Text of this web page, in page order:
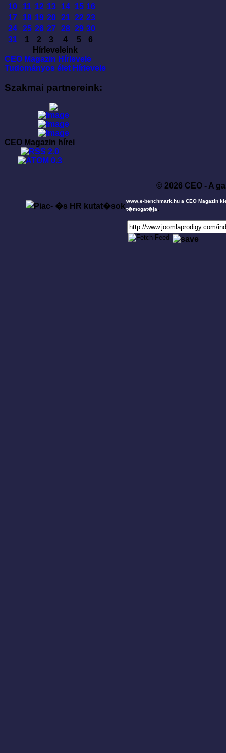
10
11 12 13 14 15 16
17
18 19 20 21 22 23
24
25 26 27 28 29 30
31
1 2 3 4 5
6
Hírleveleink
CEO Magazin Hírlevele
Tudományos élet Hírlevele
Szakmai partnereink:
CEO Magazin hírei
© 2026 CEO - A
www.e-benchmark.hu a CEO Magazin
t�mogat�ja.